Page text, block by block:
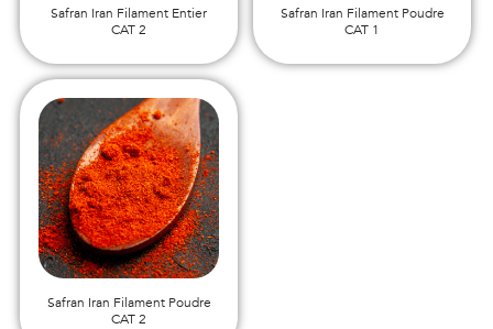
Safran Iran Filament Entier
CAT 2
Safran Iran Filament Poudre
CAT 1
Safran Iran Filament Poudre
CAT 2